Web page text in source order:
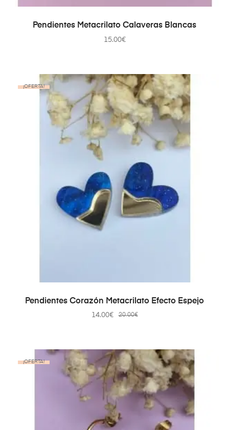
AÑADIR AL CARRITO
Pendientes Metacrilato Calaveras Blancas
15.00€
¡OFERTA!
AÑADIR AL CARRITO
Pendientes Corazón Metacrilato Efecto Espejo
20.00€
14.00€
¡OFERTA!